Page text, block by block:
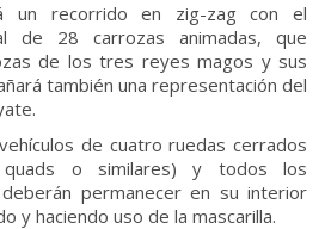
un recorrido en zig-zag con el
de 28 carrozas animadas, que
de los tres reyes magos y sus
también una representación del
de cuatro ruedas cerrados
o similares) y todos los
permanecer en su interior
y haciendo uso de la mascarilla.